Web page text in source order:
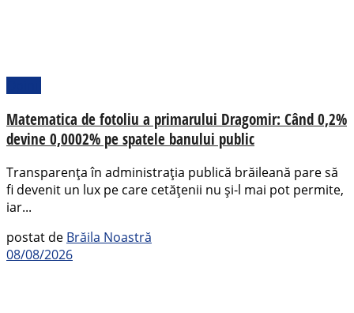
Matematica de fotoliu a primarului Dragomir: Când 0,2%
devine 0,0002% pe spatele banului public
Transparența în administrația publică brăileană pare să
fi devenit un lux pe care cetățenii nu și-l mai pot permite,
iar...
postat de Brăila Noastră
08/08/2026